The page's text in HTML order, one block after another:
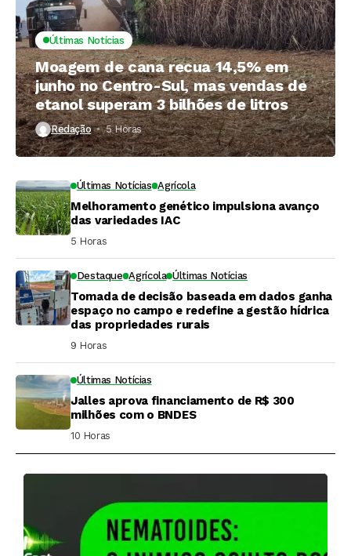
Últimas Notícias
Moagem de cana recua 14,5% em
junho no Centro-Sul, mas vendas de
etanol superam 3 bilhões de litros
Redação 5 Horas ⁮
Últimas Notícias Agrícola
Melhoramento genético impulsiona avanço
das variedades IAC
5 Horas ⁮
Destaque Agrícola Últimas Notícias
Tomada de decisão baseada em dados ganha
espaço no campo e redefine a gestão hídrica
das propriedades rurais
9 Horas ⁮
Últimas Notícias
Jalles aprova financiamento de R$ 300
milhões com o BNDES
10 Horas ⁮